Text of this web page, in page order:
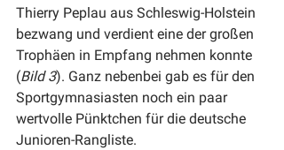
Thierry Peplau aus Schleswig-Holstein
bezwang und verdient eine der großen
Trophäen in Empfang nehmen konnte
(Bild 3). Ganz nebenbei gab es für den
Sportgymnasiasten noch ein paar
wertvolle Pünktchen für die deutsche
Junioren-Rangliste.